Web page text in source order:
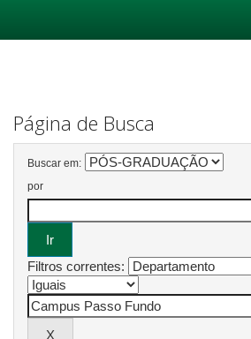
Página de Busca
Buscar em:
por
Filtros correntes: